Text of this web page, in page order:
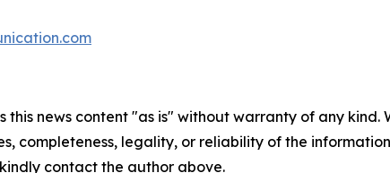
this news content "as is" without warranty of any
completeness, legality, or reliability of the
contact the author above.